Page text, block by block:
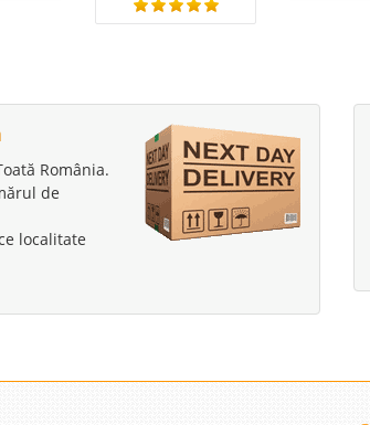
România.
de
localitate